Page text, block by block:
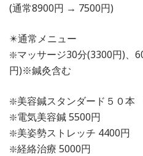
(通常8900円 → 7500円)
✴️通常メニュー
❇️マッサージ30分(3300円)、
円)※鍼灸含む
❇️美容鍼スタンダード５０本
❇️電気美容鍼 5500円
❇️美姿勢ストレッチ 4400円
❇️経絡治療 5000円